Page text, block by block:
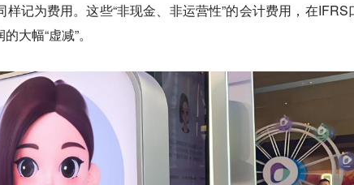
记为费用。这些“非现金、非运营性”的会计费用，在IFRS
大幅“虚减”。